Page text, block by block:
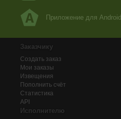
Приложение для Android
Заказчику
Создать заказ
Мои заказы
Извещения
Пополнить счёт
Статистика
API
Исполнителю